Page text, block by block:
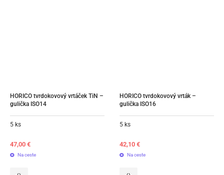
HORICO tvrdokovový vrtáček TiN –
gulička ISO14
5 ks
47,00 €
Na ceste
HORICO tvrdokovový vrták –
gulička ISO16
5 ks
42,10 €
Na ceste